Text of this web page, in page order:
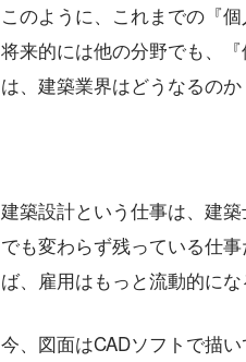
このように、これまでの
将来的には他の分野でも、
は、建築業界はどうなるのか
建築設計という仕事は、建
でも変わらず残っている仕
ば、雇用はもっと流動的にな
今、図面はCADソフトで描